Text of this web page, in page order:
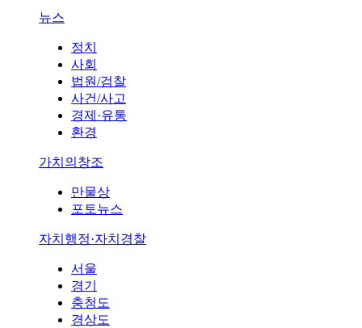
뉴스
정치
사회
법원/검찰
사건/사고
경제·유통
환경
가치의창조
만물상
포토뉴스
자치행정·자치경찰
서울
경기
충청도
경상도